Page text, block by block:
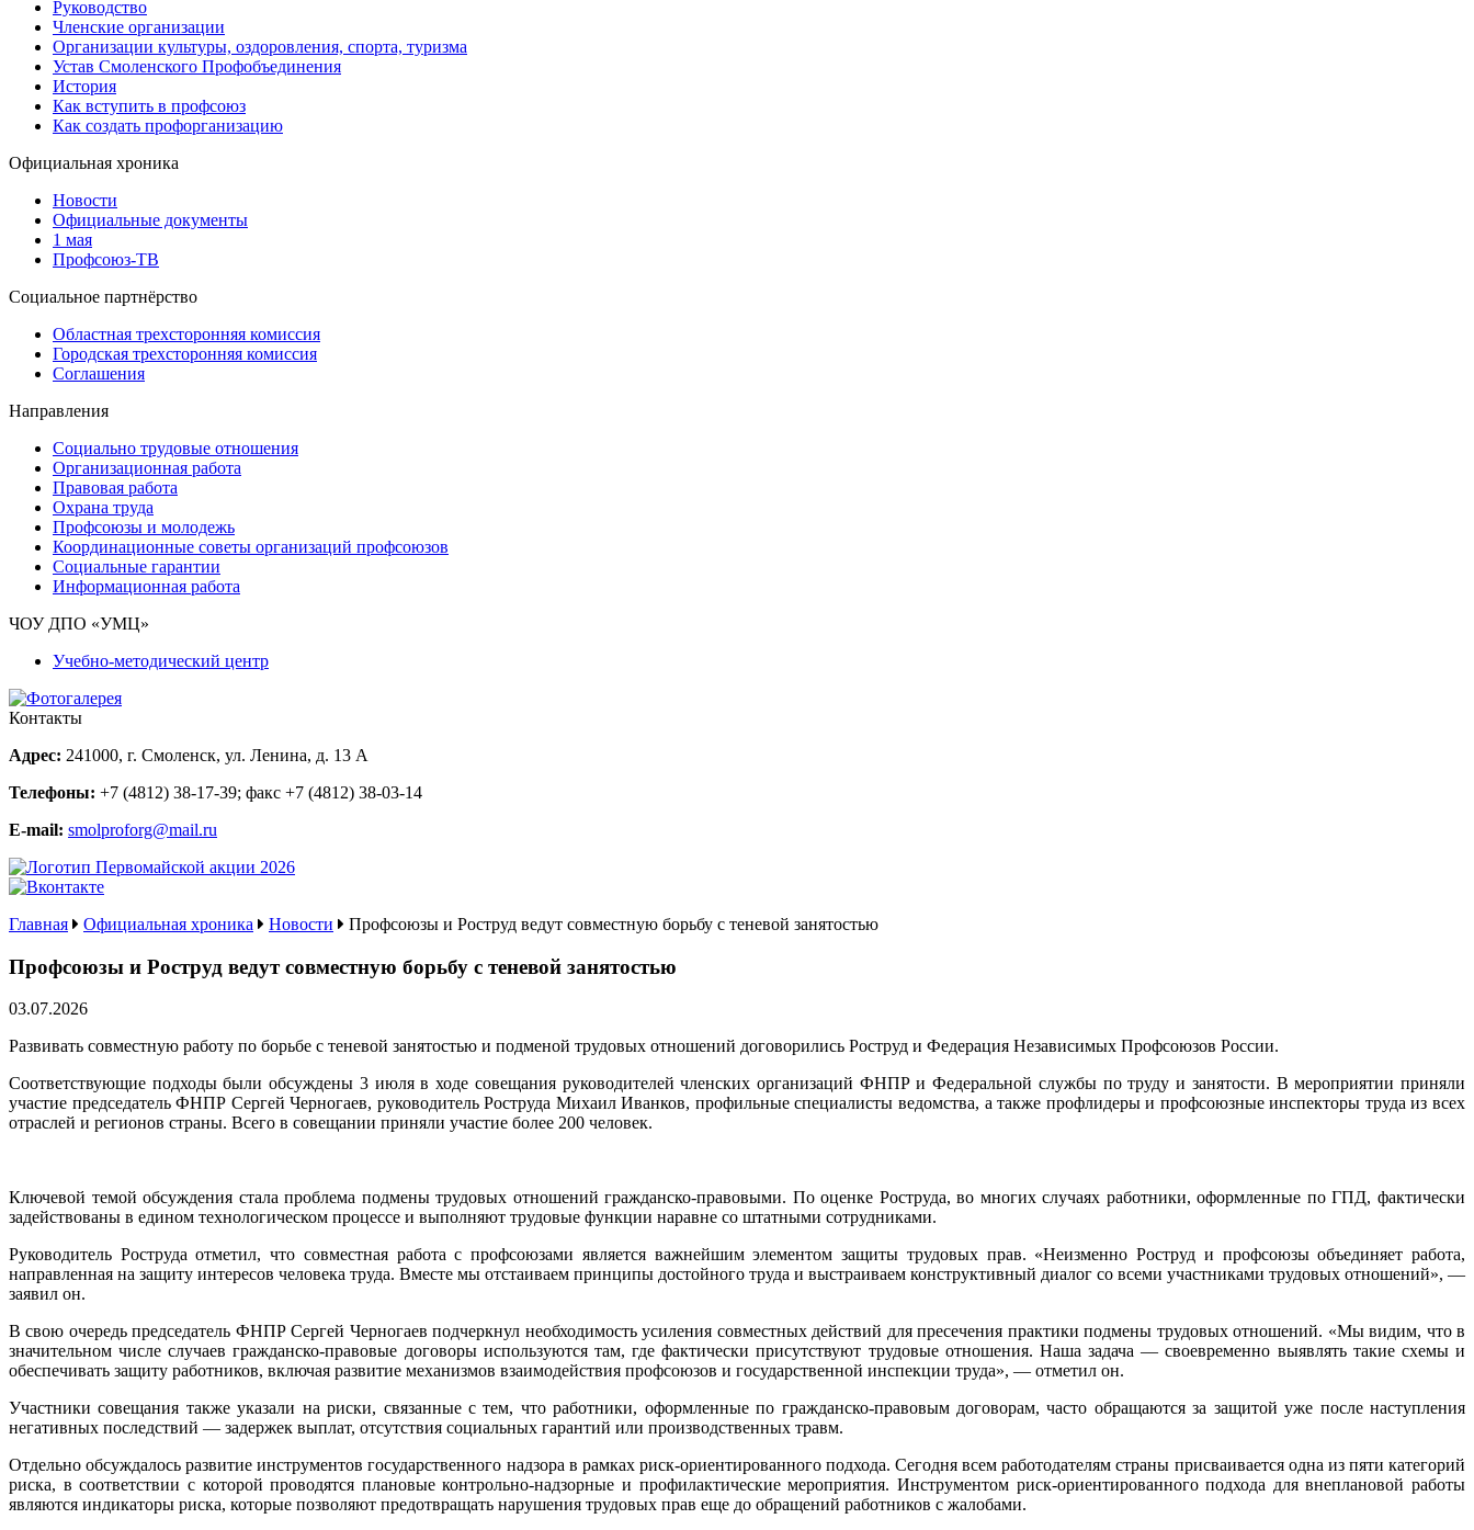
Руководство
Членские организации
Организации культуры, оздоровления, спорта, туризма
Устав Смоленского Профобъединения
История
Как вступить в профсоюз
Как создать профорганизацию
Официальная хроника
Новости
Официальные документы
1 мая
Профсоюз-ТВ
Социальное партнёрство
Областная трехсторонняя комиссия
Городская трехсторонняя комиссия
Соглашения
Направления
Социально трудовые отношения
Организационная работа
Правовая работа
Охрана труда
Профсоюзы и молодежь
Координационные советы организаций профсоюзов
Социальные гарантии
Информационная работа
ЧОУ ДПО «УМЦ»
Учебно-методический центр
Контакты
Адрес: 241000, г. Смоленск, ул. Ленина, д. 13 А
Телефоны: +7 (4812) 38-17-39; факс +7 (4812) 38-03-14
E-mail: smolproforg@mail.ru
Главная Официальная хроника Новости Профсоюзы и Роструд ведут совместную борьбу с теневой занятостью
Профсоюзы и Роструд ведут совместную борьбу с теневой занятостью
03.07.2026
Развивать совместную работу по борьбе с теневой занятостью и подменой трудовых отношений договорились Роструд и Федерация Независимых Профсоюзов России.
Соответствующие подходы были обсуждены 3 июля в ходе совещания руководителей членских организаций ФНПР и Федеральной службы по труду и занятости. В мероприятии приняли
участие председатель ФНПР Сергей Черногаев, руководитель Роструда Михаил Иванков, профильные специалисты ведомства, а также профлидеры и профсоюзные инспекторы труда из всех
отраслей и регионов страны. Всего в совещании приняли участие более 200 человек.
Ключевой темой обсуждения стала проблема подмены трудовых отношений гражданско-правовыми. По оценке Роструда, во многих случаях работники, оформленные по ГПД, фактически
задействованы в едином технологическом процессе и выполняют трудовые функции наравне со штатными сотрудниками.
Руководитель Роструда отметил, что совместная работа с профсоюзами является важнейшим элементом защиты трудовых прав. «Неизменно Роструд и профсоюзы объединяет работа,
направленная на защиту интересов человека труда. Вместе мы отстаиваем принципы достойного труда и выстраиваем конструктивный диалог со всеми участниками трудовых отношений», —
заявил он.
В свою очередь председатель ФНПР Сергей Черногаев подчеркнул необходимость усиления совместных действий для пресечения практики подмены трудовых отношений. «Мы видим, что в
значительном числе случаев гражданско-правовые договоры используются там, где фактически присутствуют трудовые отношения. Наша задача — своевременно выявлять такие схемы и
обеспечивать защиту работников, включая развитие механизмов взаимодействия профсоюзов и государственной инспекции труда», — отметил он.
Участники совещания также указали на риски, связанные с тем, что работники, оформленные по гражданско-правовым договорам, часто обращаются за защитой уже после наступления
негативных последствий — задержек выплат, отсутствия социальных гарантий или производственных травм.
Отдельно обсуждалось развитие инструментов государственного надзора в рамках риск-ориентированного подхода. Сегодня всем работодателям страны присваивается одна из пяти категорий
риска, в соответствии с которой проводятся плановые контрольно-надзорные и профилактические мероприятия. Инструментом риск-ориентированного подхода для внеплановой работы
являются индикаторы риска, которые позволяют предотвращать нарушения трудовых прав еще до обращений работников с жалобами.